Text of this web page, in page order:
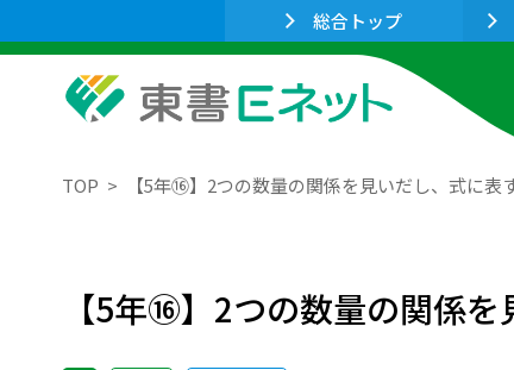
総合トップ
TOP 【5年⑯】2つの数量の関係を見いだし、式に表
【5年⑯】2つの数量の関係